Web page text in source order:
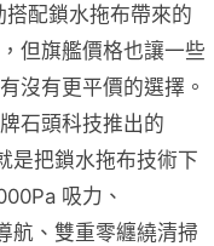
配鎖水拖布帶來的
但旗艦價格也讓一些
沒有更平價的選擇。
石頭科技推出的
是把鎖水拖布技術下
吸力、
航、雙重零纏繞清掃